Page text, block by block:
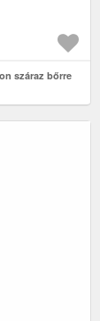
száraz bőrre